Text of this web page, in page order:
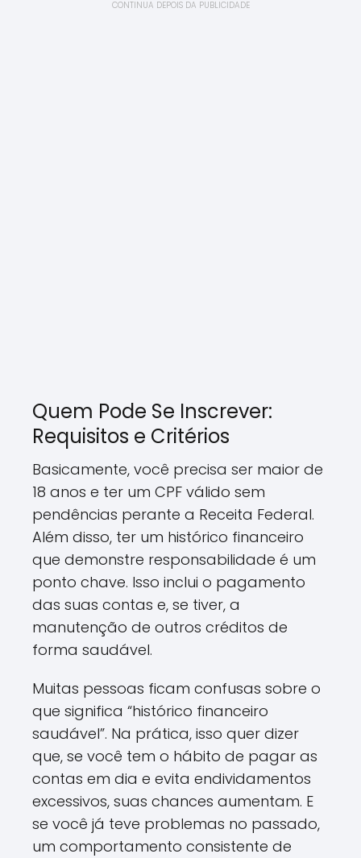
CONTINUA DEPOIS DA PUBLICIDADE
Quem Pode Se Inscrever:
Requisitos e Critérios
Basicamente, você precisa ser maior de
18 anos e ter um CPF válido sem
pendências perante a Receita Federal.
Além disso, ter um histórico financeiro
que demonstre responsabilidade é um
ponto chave. Isso inclui o pagamento
das suas contas e, se tiver, a
manutenção de outros créditos de
forma saudável.
Muitas pessoas ficam confusas sobre o
que significa “histórico financeiro
saudável”. Na prática, isso quer dizer
que, se você tem o hábito de pagar as
contas em dia e evita endividamentos
excessivos, suas chances aumentam. E
se você já teve problemas no passado,
um comportamento consistente de